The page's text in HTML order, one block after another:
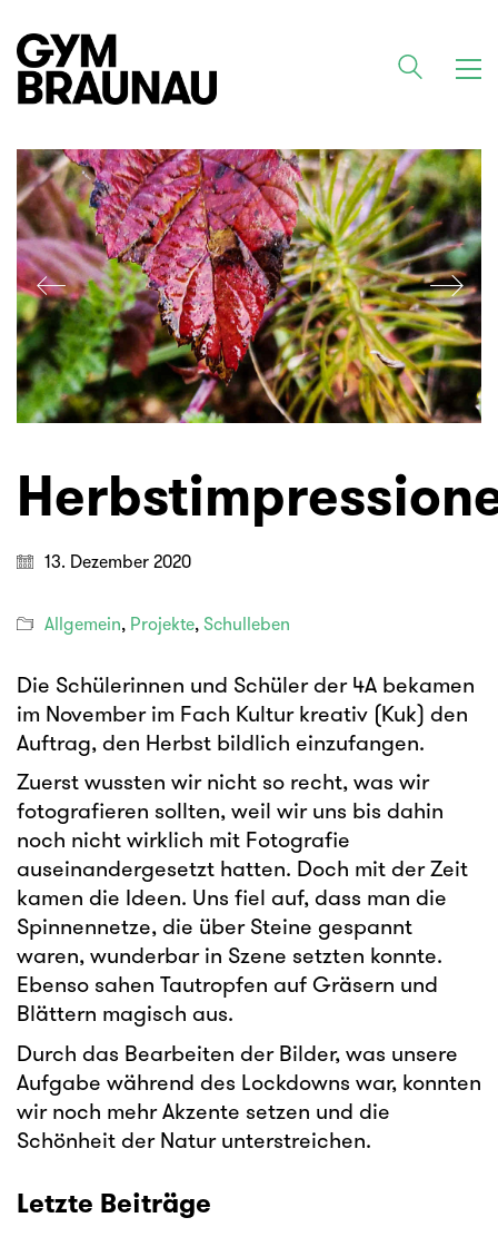
13. Dezember 2020
Allgemein, Projekte, Schulleben
Die Schülerinnen und Schüler der 4A bekamen
im November im Fach Kultur kreativ (Kuk) den
Auftrag, den Herbst bildlich einzufangen.
Zuerst wussten wir nicht so recht, was wir
fotografieren sollten, weil wir uns bis dahin
noch nicht wirklich mit Fotografie
auseinandergesetzt hatten. Doch mit der Zeit
kamen die Ideen. Uns fiel auf, dass man die
Spinnennetze, die über Steine gespannt
waren, wunderbar in Szene setzten konnte.
Ebenso sahen Tautropfen auf Gräsern und
Blättern magisch aus.
Durch das Bearbeiten der Bilder, was unsere
Aufgabe während des Lockdowns war, konnten
wir noch mehr Akzente setzen und die
Schönheit der Natur unterstreichen.
Letzte Beiträge